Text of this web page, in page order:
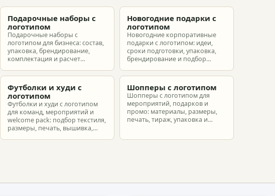
Подарочные наборы с
логотипом
Подарочные наборы с
логотипом для бизнеса: состав,
упаковка, брендирование,
комплектация и расчет
разные бюджеты.
Новогодние подарки с
логотипом
Новогодние корпоративные
подарки с логотипом: идеи,
сроки подготовки, упаковка,
брендирование и подбор
партнеров и сотрудников.
Футболки и худи с
логотипом
Футболки и худи с логотипом
для команд, мероприятий и
welcome pack: подбор текстиля,
размеры, печать, вышивка,
Шопперы с логотипом
Шопперы с логотипом для
мероприятий, подарков и
промо: материалы, размеры,
печать, тираж, упаковка и